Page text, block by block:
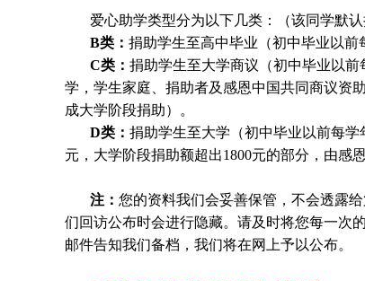
爱心助学类型分为以下几类：（该同学默认
B类： 捐助学生至高中毕业（初中毕业以前
C类： 捐助学生至大学商议（初中毕业以前
学， 学生家庭、捐助者及感恩中国共同商议资
成大学阶段捐助）。
D类： 捐助学生至大学（初中毕业以前每学
元，大学阶段捐助额超出1800元的部分，由感
注： 您的资料我们会妥善保管，不会透露
们回访公布时会进行隐藏。请及时将您每一次
邮件告知我们备档，我们将在网上予以公布。